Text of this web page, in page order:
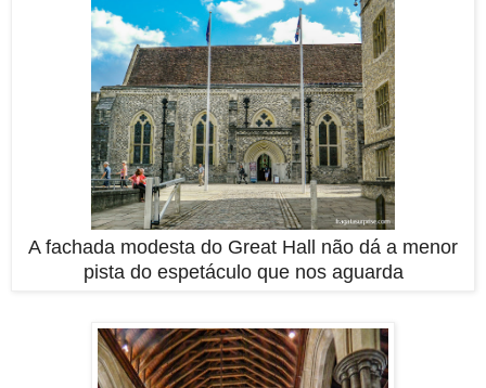
A fachada modesta do Great Hall não dá a menor
pista do espetáculo que nos aguarda